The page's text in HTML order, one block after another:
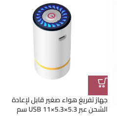
جهاز تفريغ هواء صغير قابل لإعادة
الشحن عبر USB 11×5.3×5.3 سم